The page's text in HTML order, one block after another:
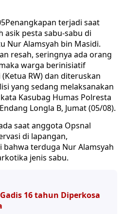
Penangkapan terjadi saat
asik pesta sabu-sabu di
Nur Alamsyah bin Masidi.
resah, seringnya ada orang
warga berinisiatif
RW) dan diteruskan
yang sedang melaksanakan
Kasubag Humas Polresta
Longla B, Jumat (05/08).
saat anggota Opsnal
di lapangan,
terduga Nur Alamsyah
jenis sabu.
16 tahun Diperkosa